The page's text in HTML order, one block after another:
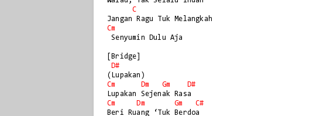
C
Cm
Senyumin Dulu Aja
[Bridge]
D#
Cm
Dm Gm
D#
Cm
Dm Gm
C#